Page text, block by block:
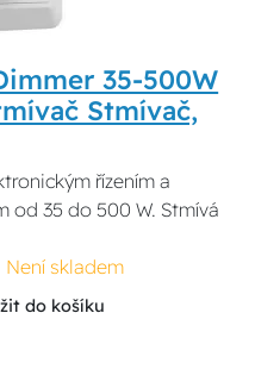
35-500W
Stmívač,
řízením a
od 35 do 500 W. Stmívá
Není skladem
do košíku